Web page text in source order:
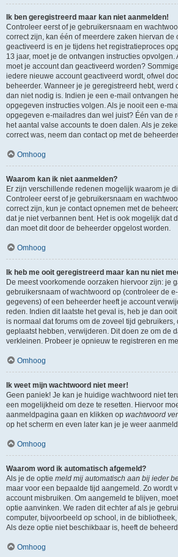
Ik ben geregistreerd maar kan niet aanmelden!
Controleer eerst of je gebruikersnaam en
correct zijn, kan één of meerdere zaken hiervan de
geactiveerd is en je tijdens het registratieproces
13 jaar, moet je de ontvangen instructies opvolgen.
moet je account dan geactiveerd worden?
iedere nieuwe account geactiveerd wordt, ofwel
beheerder. Wanneer je je geregistreerd hebt, werd
dan niet nodig is. Indien je een e-mail ontvangen
opgegeven instructies volgen. Als je nooit een e-
opgegeven e-mailadres dan wel juist? Één van de
het aantal valse accounts te doen dalen. Als je
correct was, neem dan contact op met de beheerder.
Omhoog
Waarom kan ik niet aanmelden?
Er zijn verschillende redenen mogelijk waarom je
Controleer eerst of je gebruikersnaam en
correct zijn, kun je contact opnemen met de
dat je niet verbannen bent. Het is ook mogelijk dat
dan moet dit door de beheerder opgelost worden.
Omhoog
Ik heb me ooit geregistreerd maar kan nu niet
De meest voorkomende oorzaken hiervoor zijn: je
gebruikersnaam of wachtwoord op (controleer de
gegevens) of een beheerder heeft je account
reden. Indien dit laatste het geval is, heb je dan
is normaal dat forums om de zoveel tijd
geplaatst hebben, verwijderen. Dit doen ze om de
verkleinen. Probeer je opnieuw te registreren en
Omhoog
Ik weet mijn wachtwoord niet meer!
Geen paniek! Je kan je huidige wachtwoord niet
een mogelijkheid om deze te resetten. Hiervoor
aanmeldpagina gaan en klikken op wachtwoord
op het scherm en even later kan je je weer
Omhoog
Waarom word ik automatisch afgemeld?
Als je de optie meld mij automatisch aan bij ieder
maar voor een bepaalde tijd aangemeld. Zo wordt
account misbruiken. Om aangemeld te blijven,
optie aanvinken. We raden dit echter af als je
computer, bijvoorbeeld op school, in de
Als deze optie niet beschikbaar is, heeft de
Omhoog